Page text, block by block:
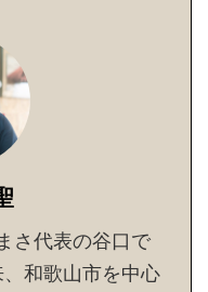
さ代表の谷口で
和歌山市を中心